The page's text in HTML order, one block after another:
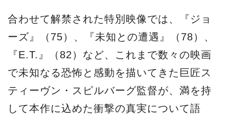
合わせて解禁された特別映像では、『ジョ
ーズ』（75）、『未知との遭遇』（78）、
『E.T.』（82）など、これまで数々の映画
で未知なる恐怖と感動を描いてきた巨匠ス
ティーヴン・スピルバーグ監督が、満を持
して本作に込めた衝撃の真実について語